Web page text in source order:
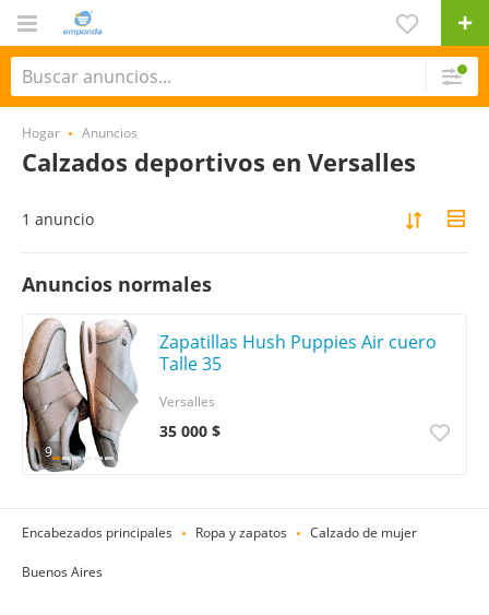
Hogar Anuncios
Calzados deportivos en Versalles
1 anuncio
Anuncios normales
9
Zapatillas Hush Puppies Air cuero
Talle 35
35 000 $
Versalles
Encabezados principales Ropa y zapatos Calzado de mujer
Buenos Aires